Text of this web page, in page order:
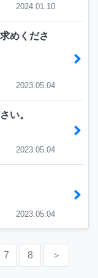
2024.01.10
めくださ
2023.05.04
い。
2023.05.04
2023.05.04
7 8 ＞